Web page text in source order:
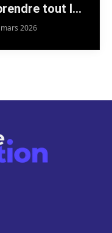
tout le
lancement
2026